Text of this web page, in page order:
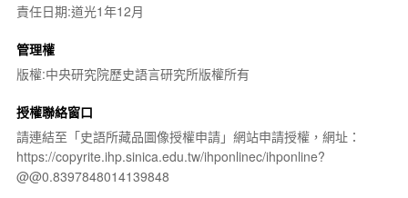
責任日期:道光1年12月
管理權
版權:中央研究院歷史語言研究所版權所有
授權聯絡窗口
請連結至「史語所藏品圖像授權申請」網站申請授權，網址：
https://copyrite.ihp.sinica.edu.tw/ihponlinec/ihponline?
@@0.8397848014139848